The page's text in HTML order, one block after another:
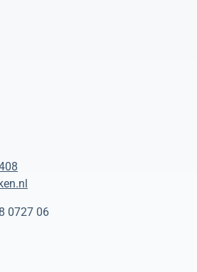
0727 06